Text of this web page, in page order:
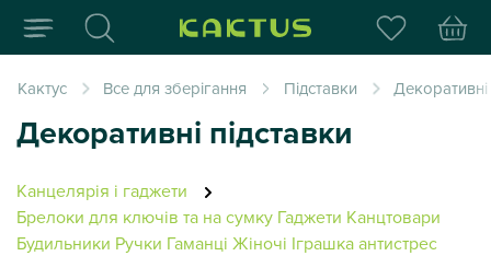
Інтернет-магазин
Кактус Все для зберігання Підставки Декоративні
Декоративні підставки
Канцелярія і гаджети
Брелоки для ключів та на сумку Гаджети Канцтовари
Будильники Ручки Гаманці Жіночі Іграшка антистрес